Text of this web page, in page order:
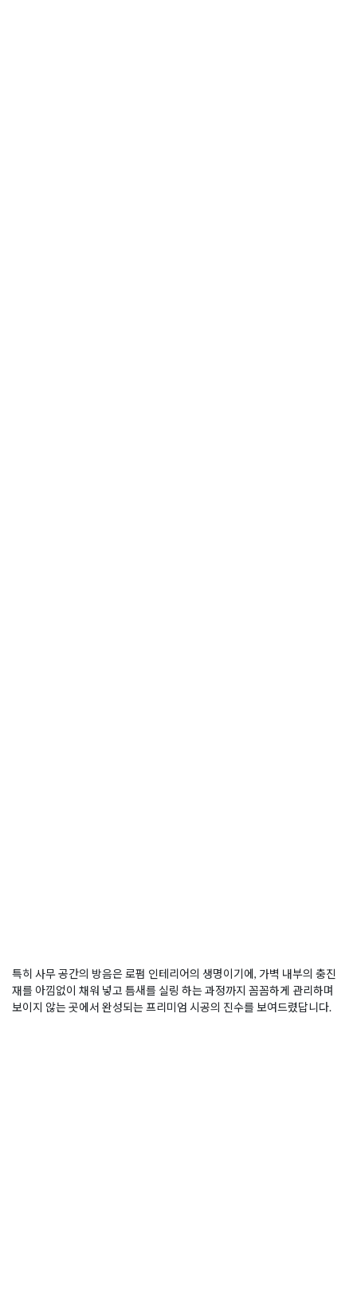
특히 사무 공간의 방음은 로펌 인테리어의 생명이기에, 가벽 내부의 충진
재를 아낌없이 채워 넣고 틈새를 실링 하는 과정까지 꼼꼼하게 관리하며
보이지 않는 곳에서 완성되는 프리미엄 시공의 진수를 보여드렸답니다.